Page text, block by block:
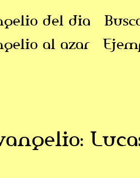
del dia
al azar